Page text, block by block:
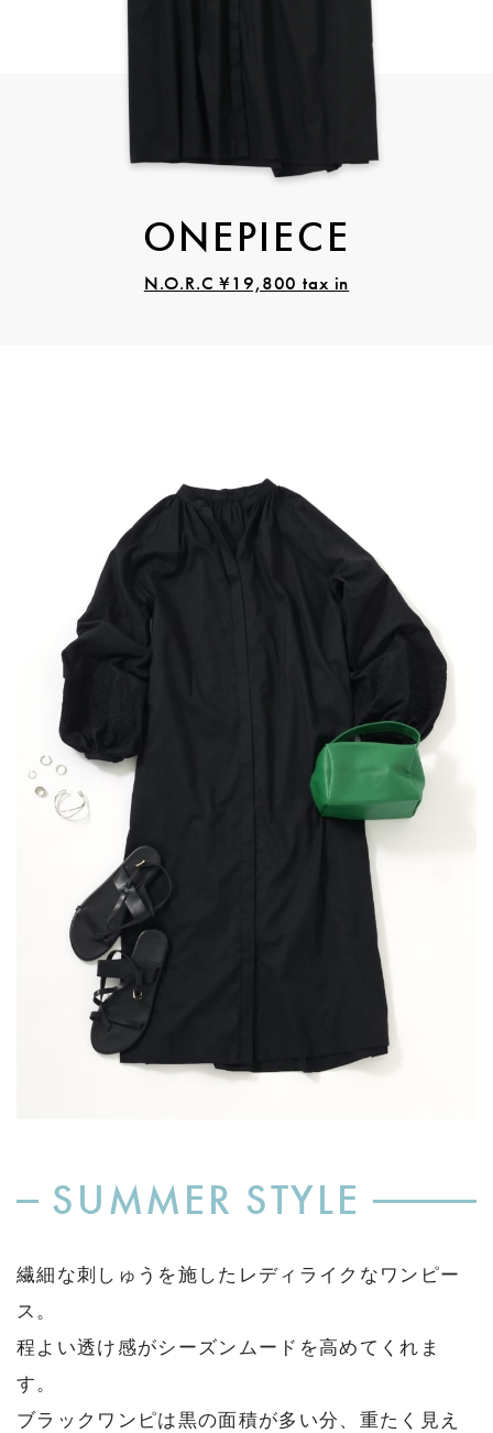
ONEPIECE
N.O.R.C ¥19,800 tax in
SUMMER STYLE
繊細な刺しゅうを施したレディライクなワンピー
ス。
程よい透け感がシーズンムードを高めてくれま
す。
ブラックワンピは黒の面積が多い分、重たく見え